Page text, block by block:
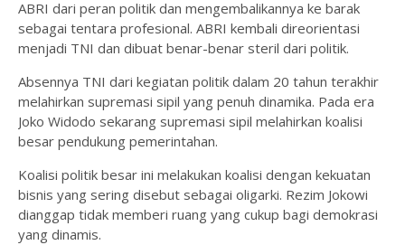
ABRI dari peran politik dan mengembalikannya ke barak
sebagai tentara profesional. ABRI kembali direorientasi
menjadi TNI dan dibuat benar-benar steril dari politik.
Absennya TNI dari kegiatan politik dalam 20 tahun terakhir
melahirkan supremasi sipil yang penuh dinamika. Pada era
Joko Widodo sekarang supremasi sipil melahirkan koalisi
besar pendukung pemerintahan.
Koalisi politik besar ini melakukan koalisi dengan kekuatan
bisnis yang sering disebut sebagai oligarki. Rezim Jokowi
dianggap tidak memberi ruang yang cukup bagi demokrasi
yang dinamis.